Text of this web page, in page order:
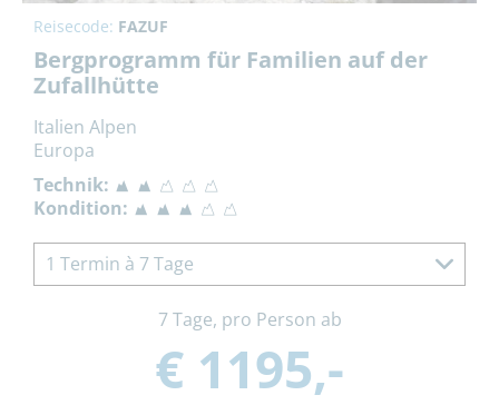
Reisecode: FAZUF
Bergprogramm für Familien auf der
Zufallhütte
Italien Alpen
Europa
Technik:
Kondition:
1 Termin à 7 Tage
7 Tage, pro Person ab
€ 1195,-